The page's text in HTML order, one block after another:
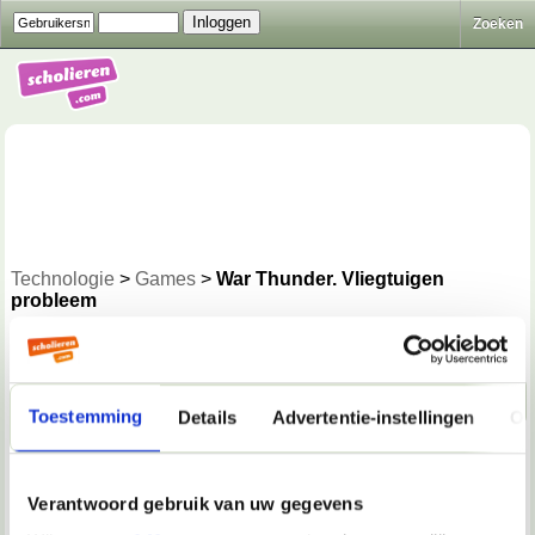
Toestemming Details Advertentie-instellingen
Verantwoord gebruik van uw gegevens
Zoeken
Technologie > Games > War Thunder. Vliegtuigen
probleem
LleN_B0